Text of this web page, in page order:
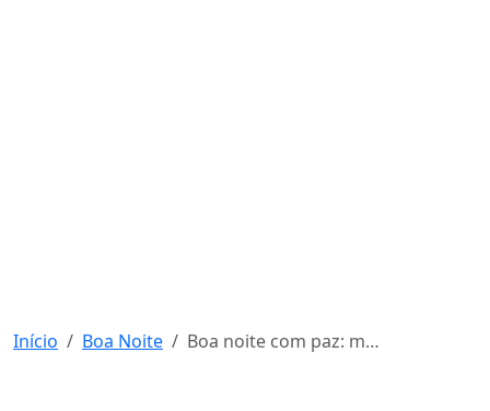
Início Boa Noite Boa noite com paz: mensagens